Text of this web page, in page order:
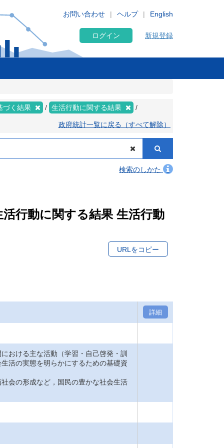
English
お問い合わせ ヘルプ
ログイン 新規登録
づく結果 生活行動に関する結果
政府統計一覧に戻る（すべて解除）
検索のしかた
行動に関する結果 生活行動
URLをコピー
詳細
おける主な活動（学習・自己啓発・訓
活の実態を明らかにするための基礎資
会の形成など，国民の豊かな社会生活